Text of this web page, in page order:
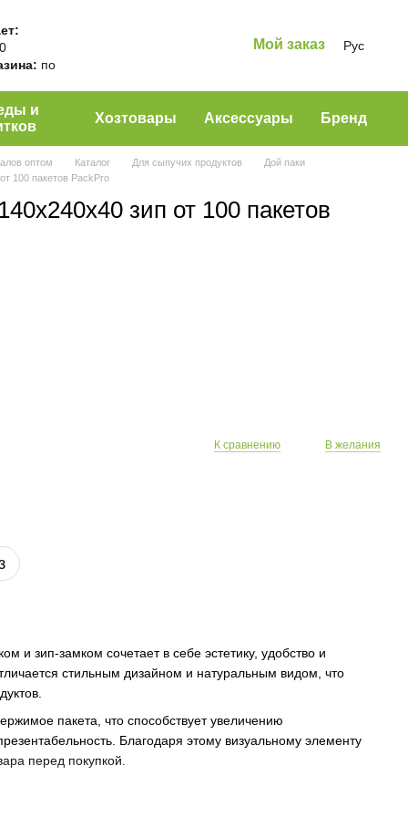
по
Мой заказ Рус
и
Хозтовары Аксессуары Бренд
оптом Каталог Для сыпучих продуктов
Дой паки
100 пакетов PackPro
зип от 100 пакетов
К сравнению В желания
и зип-замком сочетает в себе эстетику, удобство и
стильным дизайном и натуральным видом, что
пакета, что способствует увеличению
Благодаря этому визуальному элементу
перед покупкой.